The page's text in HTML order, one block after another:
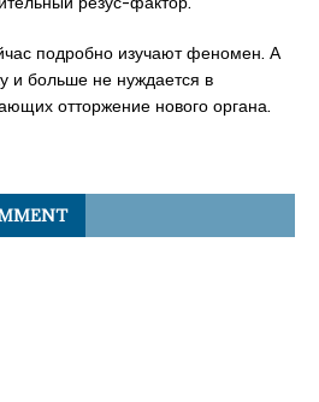
подробно изучают феномен. А
и больше не нуждается в
отторжение нового органа.